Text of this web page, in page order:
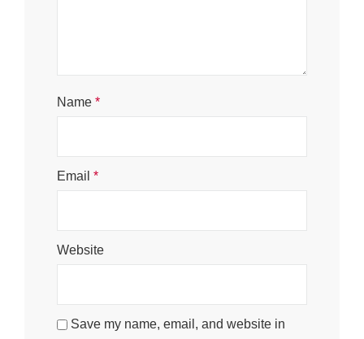
Name *
Email *
Website
Save my name, email, and website in